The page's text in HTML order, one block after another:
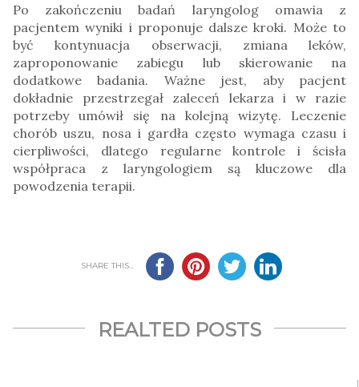
Po zakończeniu badań laryngolog omawia z
pacjentem wyniki i proponuje dalsze kroki. Może to
być kontynuacja obserwacji, zmiana leków,
zaproponowanie zabiegu lub skierowanie na
dodatkowe badania. Ważne jest, aby pacjent
dokładnie przestrzegał zaleceń lekarza i w razie
potrzeby umówił się na kolejną wizytę. Leczenie
chorób uszu, nosa i gardła często wymaga czasu i
cierpliwości, dlatego regularne kontrole i ścisła
współpraca z laryngologiem są kluczowe dla
powodzenia terapii.
SHARE THIS...
REALTED POSTS